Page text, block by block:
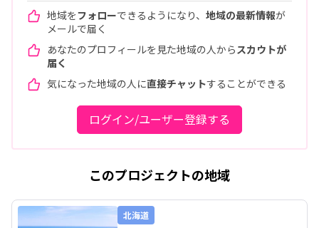
地域をフォローできるようになり、 地域の最新情報が
メールで届く
あなたのプロフィールを見た地域の人から スカウトが
届く
気になった地域の人に直接チャットすることができる
ログイン/ユーザー登録する
このプロジェクトの地域
北海道